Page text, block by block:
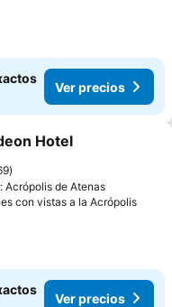
Ver precios
a favoritos
Hotel
Acrópolis de Atenas
con vistas a la Acrópolis
Ver precios